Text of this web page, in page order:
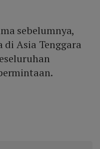
sebelumnya,
di Asia Tenggara